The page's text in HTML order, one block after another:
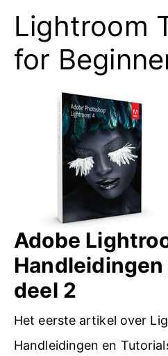
Lightroom
for
Adobe
deel 2
Het eerste artikel over
Handleidingen en